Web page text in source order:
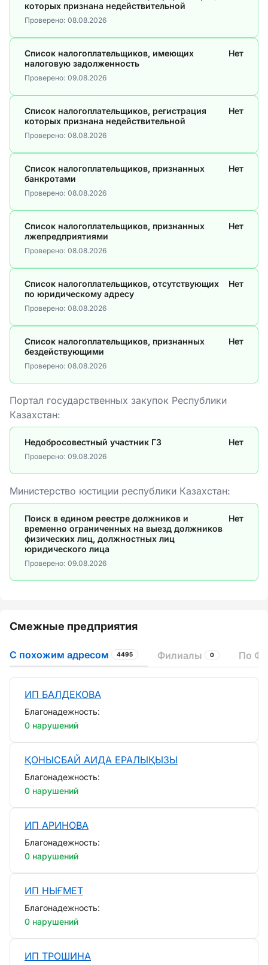
которых признана недействительной
Проверено: 08.08.2026
Список налогоплательщиков, имеющих
налоговую задолженность
Нет
Проверено: 09.08.2026
Список налогоплательщиков, регистрация
которых признана недействительной
Нет
Проверено: 08.08.2026
Список налогоплательщиков, признанных
банкротами
Нет
Проверено: 08.08.2026
Список налогоплательщиков, признанных
лжепредприятиями
Нет
Проверено: 08.08.2026
Список налогоплательщиков, отсутствующих
по юридическому адресу
Нет
Проверено: 08.08.2026
Список налогоплательщиков, признанных
бездействующими
Нет
Проверено: 08.08.2026
Портал государственных закупок Республики
Казахстан:
Недобросовестный участник ГЗ Нет
Проверено: 09.08.2026
Министерство юстиции республики Казахстан:
Поиск в едином реестре должников и
временно ограниченных на выезд должников
физических лиц, должностных лиц
юридического лица
Нет
Проверено: 09.08.2026
Смежные предприятия
С похожим адресом 4495 Филиалы 0 По
ИП БАЛДЕКОВА
Благонадежность:
0 нарушений
ҚОНЫСБАЙ АИДА ЕРАЛЫҚЫЗЫ
Благонадежность:
0 нарушений
ИП АРИНОВА
Благонадежность:
0 нарушений
ИП НЫҒМЕТ
Благонадежность:
0 нарушений
ИП ТРОШИНА